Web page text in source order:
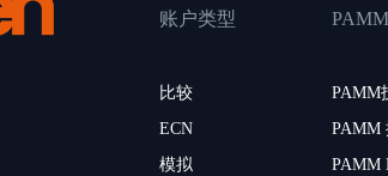
账户类型
比较
ECN
模拟
PAMM
PAMM
PAMM
PAMM